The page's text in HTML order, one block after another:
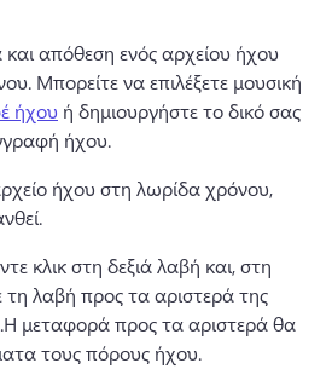
απόθεση ενός αρχείου ήχου
Μπορείτε να επιλέξετε μουσική
ήχου ή δημιουργήστε το δικό σας
ήχου.
ήχου στη λωρίδα χρόνου,
κλικ στη δεξιά λαβή και, στη
τη λαβή προς τα αριστερά της
Η μεταφορά προς τα αριστερά θα
τους πόρους ήχου.